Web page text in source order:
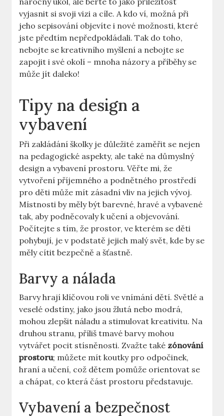
vyjasnit si svoji vizi a cíle. A kdo ví, možná při
jeho sepisování objevíte i nové možnosti, které
jste předtím nepředpokládali. Tak do toho,
nebojte se kreativního myšlení a nebojte se
zapojit i své okolí – mnoha názory a příběhy se
může jít daleko!
Tipy na design a
vybavení
Při zakládání školky je důležité zaměřit se nejen
na pedagogické aspekty, ale také na důmyslný
design a vybavení prostoru. Věřte mi, že
vytvoření příjemného a podnětného prostředí
pro děti může mít zásadní vliv na jejich vývoj.
Místnosti by měly být barevné, hravé a vybavené
tak, aby podněcovaly k učení a objevování.
Počítejte s tím, že prostor, ve kterém se děti
pohybují, je v podstatě jejich malý svět, kde by se
měly cítit bezpečně a šťastně.
Barvy a nálada
Barvy hrají klíčovou roli ve vnímání dětí. Světlé a
veselé odstíny, jako jsou žlutá nebo modrá,
mohou zlepšit náladu a stimulovat kreativitu. Na
druhou stranu, příliš tmavé barvy mohou
vytvářet pocit stísněnosti. Zvažte také zónování
prostoru; můžete mít koutky pro odpočinek,
hraní a učení, což dětem pomůže orientovat se
a chápat, co která část prostoru představuje.
Vybavení a bezpečnost